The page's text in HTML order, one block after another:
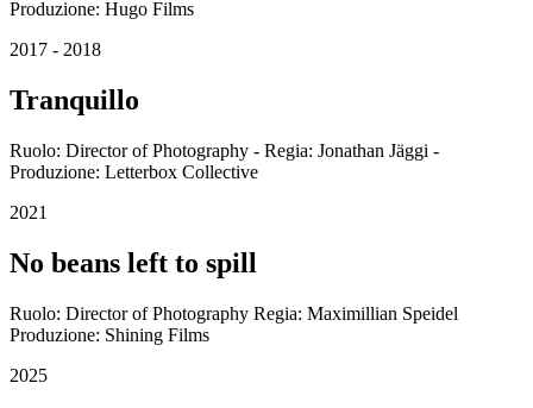
Produzione: Hugo Films
2017 - 2018
Tranquillo
Ruolo: Director of Photography - Regia: Jonathan Jäggi -
Produzione: Letterbox Collective
2021
No beans left to spill
Ruolo: Director of Photography Regia: Maximillian Speidel
Produzione: Shining Films
2025